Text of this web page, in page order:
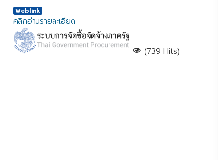
Weblink
คลิกอ่านรายละเอียด
(739 Hits)